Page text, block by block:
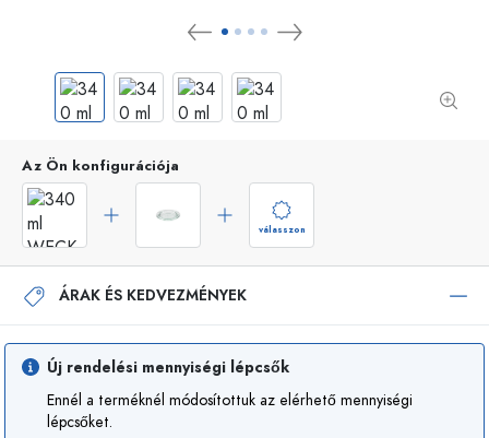
Az Ön konfigurációja
válasszon
ÁRAK ÉS KEDVEZMÉNYEK
Új rendelési mennyiségi lépcsők
Ennél a terméknél módosítottuk az elérhető mennyiségi
lépcsőket.